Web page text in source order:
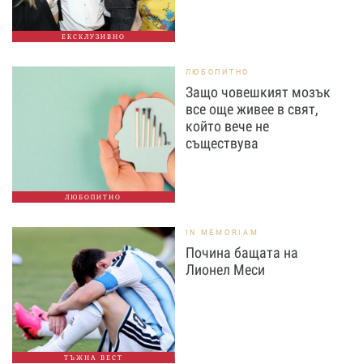
ЕКСКЛУЗИВНО
ЛЮБОПИТНО
ЛЮБОПИТНО
Защо човешкият мозък
все още живее в свят,
който вече не
съществува
ТЪЖНА ВЕСТ
IN MEMORIAM
Почина бащата на
Лионел Меси